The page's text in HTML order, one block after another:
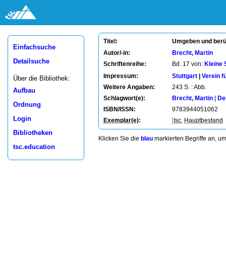
Einfachsuche
Detailsuche
Über die Bibliothek:
Aufbau
Ordnung
Login
Bibliotheken
tsc.education
Titel: Umgeben und
Autor/-in:
Brecht, Martin
Schriftenreihe:
Bd. 17 von: Kleine
Impressum:
Stuttgart
Verein
Weitere Angaben:
243 S. : Abb.
Schlagwort(e):
Brecht, Martin
ISBN/ISSN:
9783944051062
Exemplar(e): tsc Hauptbestand
Klicken Sie die blau markierten Begriffe an,